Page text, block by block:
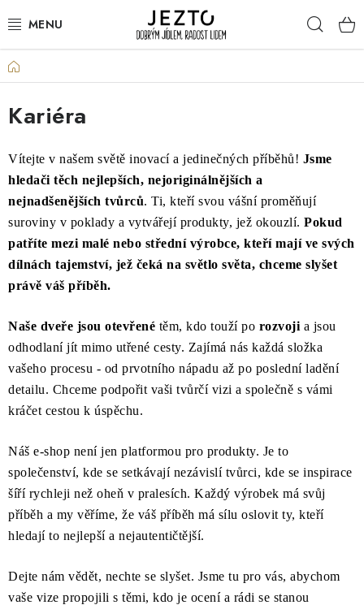
na
DÁRKOVÉ SADY
TRVANLIVÉ
DROGERIE A KOSMETIKA
NÁPOJE
SPORT A ZDRAVÍ
RELAX A REGENERACE
KERAMIKA
O NÁS NÁŠ PŘÍBĚH FIREMNÍ DÁRKY
KONTAKTY
DOPRAVA A PLATBA
Domů
Kariéra
Vítejte v našem světě inovací a jedinečných příběhů! Jsme
hledači těch nejlepších, nejoriginálnějších a
nejnadšenějších tvůrců. Ti, kteří svou vášní proměňují
suroviny v poklady a vytvářejí produkty, jež okouzlí. Pokud
patříte mezi malé nebo střední výrobce, kteří mají ve svých
dílnách tajemství, jež čeká na světlo světa, chceme slyšet
právě váš příběh.
Naše dveře jsou otevřené těm, kdo touží po rozvoji a jsou
odhodlaní jít mimo utřené cesty. Zajímá nás každá složka
vašeho procesu - od prvotního nápadu až po poslední ladění
detailu. Chceme podpořit vaši tvůrčí vizi a společně s vámi
kráčet cestou k úspěchu.
Náš e-shop není jen platformou pro produkty. Je to
společenství, kde se setkávají nezávislí tvůrci, kde se inspirace
šíří rychleji než oheň v pralesích. Každý výrobek má svůj
příběh a my věříme, že váš příběh má sílu oslovit ty, kteří
hledají to nejlepší a nejautentičtější.
Dejte nám vědět, nechte se slyšet. Jsme tu pro vás, abychom
vaše vize propojili s těmi, kdo je ocení a rádi se stanou